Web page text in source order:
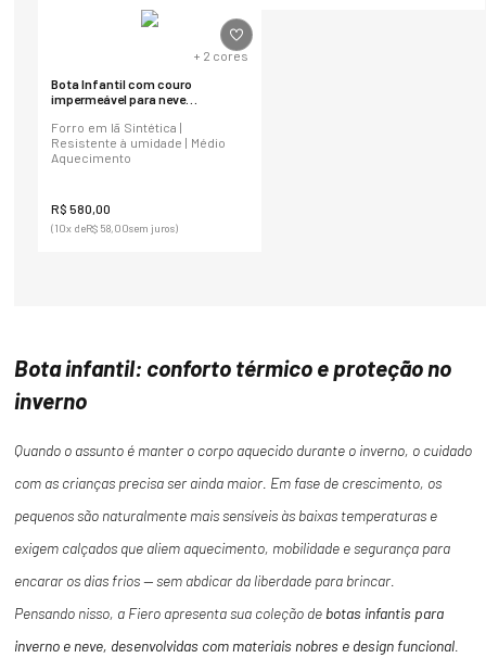
+ 2 cores
Bota Infantil com couro
impermeável para neve
Ref.:2009
Forro em lã Sintética |
Resistente à umidade | Médio
Aquecimento
R$ 580,00
(10x deR$ 58,00sem juros)
Bota infantil: conforto térmico e proteção no
inverno
Quando o assunto é manter o corpo aquecido durante o inverno, o cuidado
com as crianças precisa ser ainda maior. Em fase de crescimento, os
pequenos são naturalmente mais sensíveis às baixas temperaturas e
exigem calçados que aliem aquecimento, mobilidade e segurança para
encarar os dias frios — sem abdicar da liberdade para brincar.
Pensando nisso, a Fiero apresenta sua coleção de botas infantis para
inverno e neve, desenvolvidas com materiais nobres e design funcional.